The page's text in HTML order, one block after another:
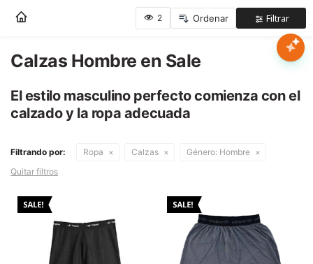
Nota:
este
web
incluye
sistema
de
Calzas Hombre en Sale
El estilo masculino perfecto comienza con el
calzado y la ropa adecuada
Filtrando por: Ropa Calzas Género: Hombre
Quitar filtros
Mujer
Hombre
Niños
Marcas